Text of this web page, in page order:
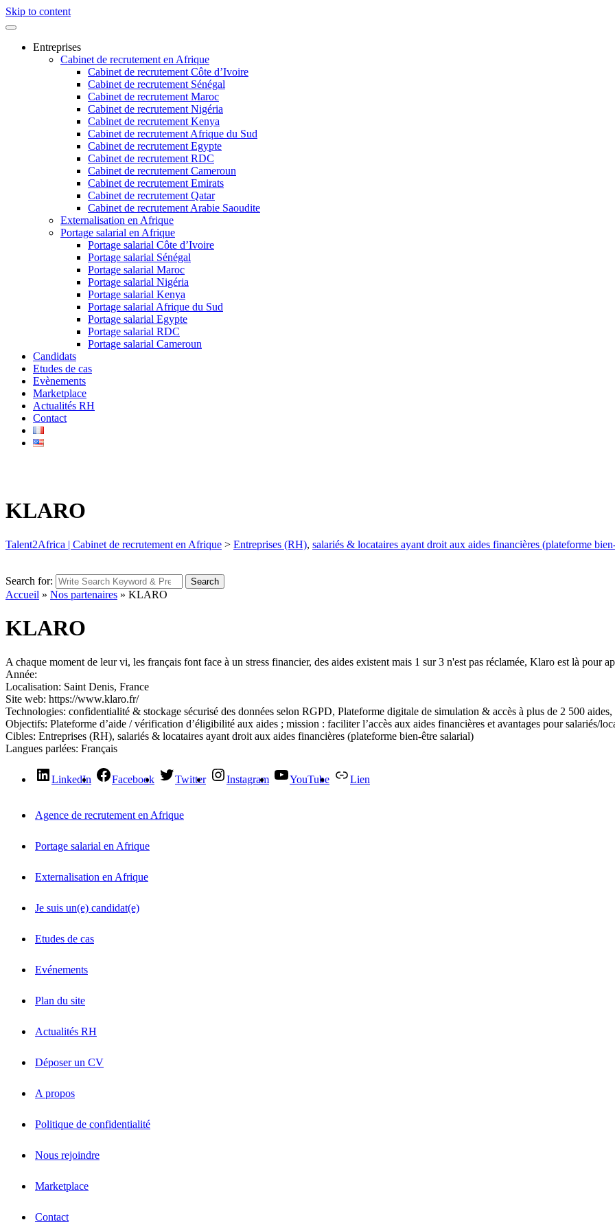
Skip to content
Entreprises
Cabinet de recrutement en Afrique
Cabinet de recrutement Côte d’Ivoire
Cabinet de recrutement Sénégal
Cabinet de recrutement Maroc
Cabinet de recrutement Nigéria
Cabinet de recrutement Kenya
Cabinet de recrutement Afrique du Sud
Cabinet de recrutement Egypte
Cabinet de recrutement RDC
Cabinet de recrutement Cameroun
Cabinet de recrutement Emirats
Cabinet de recrutement Qatar
Cabinet de recrutement Arabie Saoudite
Externalisation en Afrique
Portage salarial en Afrique
Portage salarial Côte d’Ivoire
Portage salarial Sénégal
Portage salarial Maroc
Portage salarial Nigéria
Portage salarial Kenya
Portage salarial Afrique du Sud
Portage salarial Egypte
Portage salarial RDC
Portage salarial Cameroun
Candidats
Etudes de cas
Evènements
Marketplace
Actualités RH
Contact
KLARO
Talent2Africa | Cabinet de recrutement en Afrique > Entreprises (RH), salariés & locataires ayant droit aux aides financières (plateforme
Search for: Search
Accueil » Nos partenaires » KLARO
KLARO
A chaque moment de leur vi, les français font face à un stress financier, des aides existent mais 1 sur 3 n'est pas réclamée, Klaro est là pour
Année:
Localisation: Saint Denis, France
Site web: https://www.klaro.fr/
Technologies: confidentialité & stockage sécurisé des données selon RGPD, Plateforme digitale de simulation & accès à plus de 2 500
Objectifs: Plateforme d’aide / vérification d’éligibilité aux aides ; mission : faciliter l’accès aux aides financières et avantages pour salariés/
Cibles: Entreprises (RH), salariés & locataires ayant droit aux aides financières (plateforme bien-être salarial)
Langues parlées: Français
LinkedIn Facebook Twitter Instagram YouTube Lien
Agence de recrutement en Afrique
Portage salarial en Afrique
Externalisation en Afrique
Je suis un(e) candidat(e)
Etudes de cas
Evénements
Plan du site
Actualités RH
Déposer un CV
A propos
Politique de confidentialité
Nous rejoindre
Marketplace
Contact